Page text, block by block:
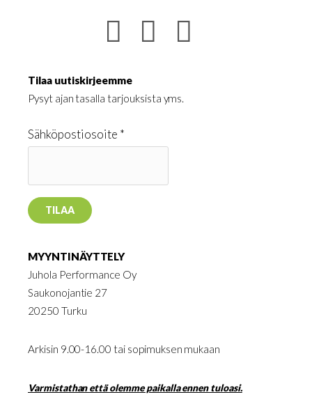
Tilaa uutiskirjeemme
Pysyt ajan tasalla tarjouksista yms.
Sähköpostiosoite *
MYYNTINÄYTTELY
Juhola Performance Oy
Saukonojantie 27
20250 Turku
Arkisin 9.00-16.00 tai sopimuksen mukaan
Varmistathan että olemme paikalla ennen tuloasi.